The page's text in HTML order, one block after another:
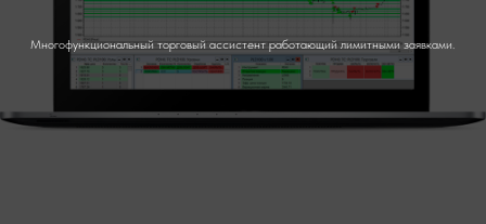
Многофункциональный торговый ассистент работающий лимитными заявками.